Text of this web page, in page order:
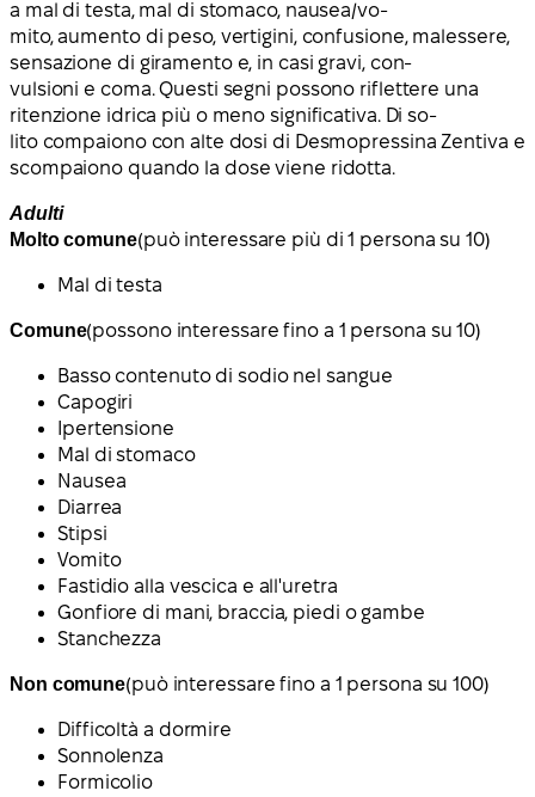
a mal di testa, mal di stomaco, nausea/vo-
mito, aumento di peso, vertigini, confusione, malessere,
sensazione di giramento e, in casi gravi, con-
vulsioni e coma. Questi segni possono riflettere una
ritenzione idrica più o meno significativa. Di so-
lito compaiono con alte dosi di Desmopressina Zentiva e
scompaiono quando la dose viene ridotta.
Adulti
Molto comune(può interessare più di 1 persona su 10)
Mal di testa
Comune(possono interessare fino a 1 persona su 10)
Basso contenuto di sodio nel sangue
Capogiri
Ipertensione
Mal di stomaco
Nausea
Diarrea
Stipsi
Vomito
Fastidio alla vescica e all'uretra
Gonfiore di mani, braccia, piedi o gambe
Stanchezza
Non comune(può interessare fino a 1 persona su 100)
Difficoltà a dormire
Sonnolenza
Formicolio